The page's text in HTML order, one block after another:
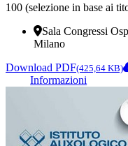
100 (selezione in base ai
Sala Congressi
Milano
Download PDF(425,64 KB)
Informazioni